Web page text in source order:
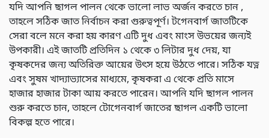
যদি আপনি ছাগল পালন থেকে ভালো লাভ অর্জন করতে চান ,
তাহলে সঠিক জাত নির্বাচন করা গুরুত্বপূর্ণ। টগেনবার্গ জাতটিকে
সেরা বলে মনে করা হয় কারণ এটি দুধ এবং মাংস উভয়ের জন্যই
উপকারী। এই জাতটি প্রতিদিন ১ থেকে ৩ লিটার দুধ দেয়, যা
কৃষকদের জন্য অতিরিক্ত আয়ের উৎস হয়ে উঠতে পারে। সঠিক যত্ন
এবং সুষম খাদ্যাভ্যাসের মাধ্যমে, কৃষকরা এ থেকে প্রতি মাসে
হাজার হাজার টাকা আয় করতে পারেন। আপনি যদি ছাগল পালন
শুরু করতে চান, তাহলে টোগেনবার্গ জাতের ছাগল একটি ভালো
বিকল্প হতে পারে।